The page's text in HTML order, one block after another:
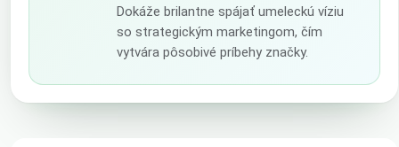
Dokáže brilantne spájať umeleckú víziu
so strategickým marketingom, čím
vytvára pôsobivé príbehy značky.